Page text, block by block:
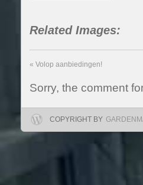
Related Images:
« Volop aanbiedingen!
Sorry, the comment
COPYRIGHT BY